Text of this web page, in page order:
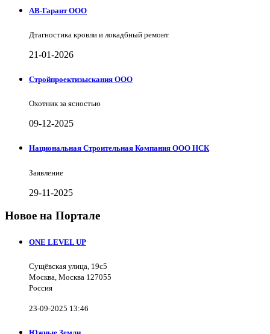
АВ-Гарант ООО
Дтагностика кровли и локадбный ремонт
21-01-2026
Стройпроектизыскания ООО
Охотник за ясностью
09-12-2025
Национальная Строительная Компания ООО НСК
Заявление
29-11-2025
Новое на Портале
ONE LEVEL UP
Сущёвская улица, 19с5
Москва, Москва 127055
Россия
23-09-2025 13:46